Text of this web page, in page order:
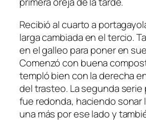
Recibió al cuarto a
larga cambiada en el tercio.
en el galleo para poner en
Comenzó con buena
templó bien con la derecha
del trasteo. La segunda
fue redonda, haciendo sonar
una más por ese lado y